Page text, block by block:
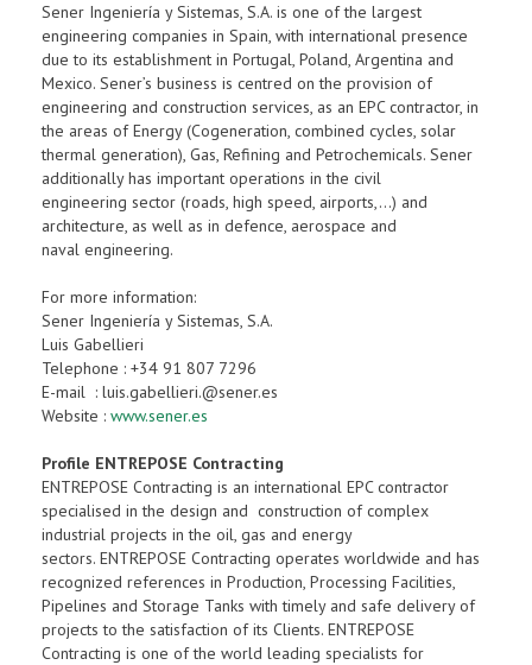
Sener Ingeniería y Sistemas, S.A. is one of the largest
engineering companies in Spain, with international presence
due to its establishment in Portugal, Poland, Argentina and
Mexico. Sener’s business is centred on the provision of
engineering and construction services, as an EPC contractor, in
the areas of Energy (Cogeneration, combined cycles, solar
thermal generation), Gas, Refining and Petrochemicals. Sener
additionally has important operations in the civil
engineering sector (roads, high speed, airports,…) and
architecture, as well as in defence, aerospace and
naval engineering.
For more information:
Sener Ingeniería y Sistemas, S.A.
Luis Gabellieri
Telephone : +34 91 807 7296
E-mail : luis.gabellieri.@sener.es
Website : www.sener.es
Profile ENTREPOSE Contracting
ENTREPOSE Contracting is an international EPC contractor
specialised in the design and construction of complex
industrial projects in the oil, gas and energy
sectors. ENTREPOSE Contracting operates worldwide and has
recognized references in Production, Processing Facilities,
Pipelines and Storage Tanks with timely and safe delivery of
projects to the satisfaction of its Clients. ENTREPOSE
Contracting is one of the world leading specialists for